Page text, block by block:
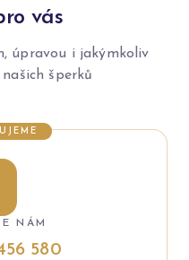
vás
úpravou i jakýmkoliv
šperků
NÁM
580